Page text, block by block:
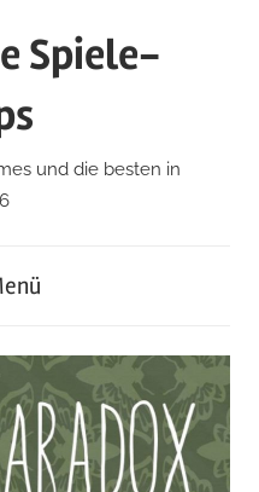
Spiele-
und die besten in